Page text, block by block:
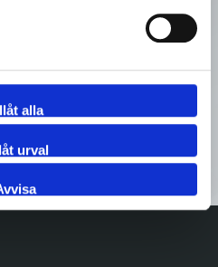
alla
urval
oss på